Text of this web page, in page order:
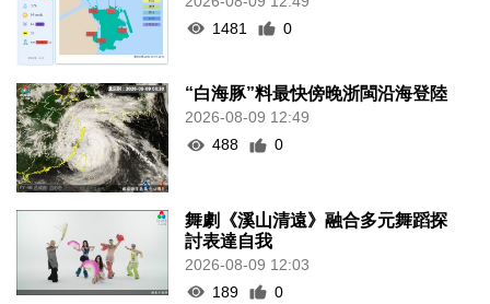
1481
0
“白海豚”料最快傍晚浙閩沿海登陸
2026-08-09 12:49
488
0
舞劇《溪山清遠》融合多元舞蹈探
討表達自我
2026-08-09 12:03
189
0